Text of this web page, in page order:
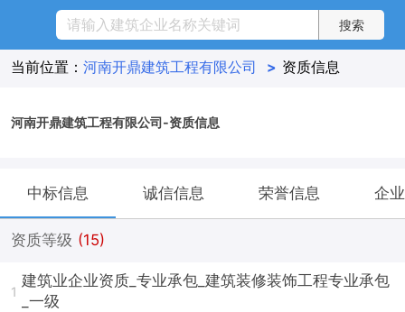
当前位置： 河南开鼎建筑工程有限公司 > 资质信息
河南开鼎建筑工程有限公司-资质信息
中标信息 诚信信息 荣誉信息 企
资质等级 (15)
1
建筑业企业资质_专业承包_建筑装修装饰工程专业承包
_一级